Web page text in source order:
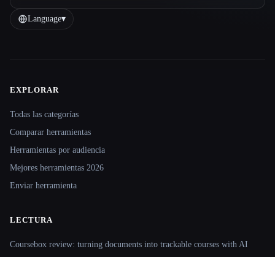
Language▾
Site navigation
EXPLORAR
Todas las categorías
Comparar herramientas
Herramientas por audiencia
Mejores herramientas 2026
Enviar herramienta
LECTURA
Coursebox review: turning documents into trackable courses with AI